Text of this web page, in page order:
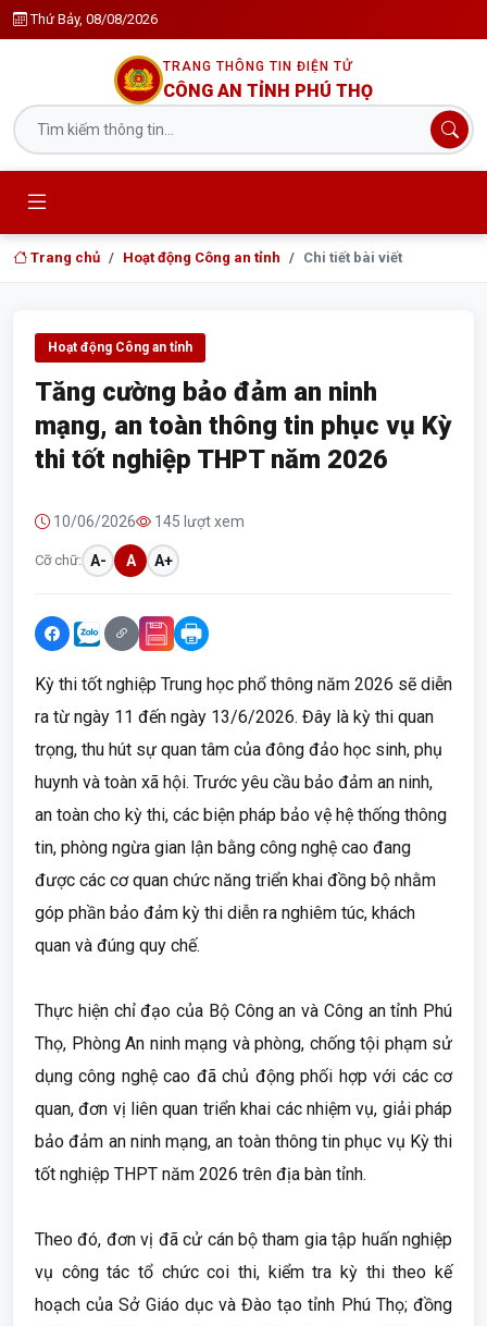
Thứ Bảy, 08/08/2026
TRANG THÔNG TIN ĐIỆN TỬ
CÔNG AN TỈNH PHÚ THỌ
Trang chủ Hoạt động Công an tỉnh Chi tiết bài viết
Hoạt động Công an tỉnh
Tăng cường bảo đảm an ninh
mạng, an toàn thông tin phục vụ Kỳ
thi tốt nghiệp THPT năm 2026
10/06/2026 145 lượt xem
Cỡ chữ: A- A A+
Kỳ thi tốt nghiệp Trung học phổ thông năm 2026 sẽ diễn
ra từ ngày 11 đến ngày 13/6/2026. Đây là kỳ thi quan
trọng, thu hút sự quan tâm của đông đảo học sinh, phụ
huynh và toàn xã hội. Trước yêu cầu bảo đảm an ninh,
an toàn cho kỳ thi, các biện pháp bảo vệ hệ thống thông
tin, phòng ngừa gian lận bằng công nghệ cao đang
được các cơ quan chức năng triển khai đồng bộ nhằm
góp phần bảo đảm kỳ thi diễn ra nghiêm túc, khách
quan và đúng quy chế.
Thực hiện chỉ đạo của Bộ Công an và Công an tỉnh Phú
Thọ, Phòng An ninh mạng và phòng, chống tội phạm sử
dụng công nghệ cao đã chủ động phối hợp với các cơ
quan, đơn vị liên quan triển khai các nhiệm vụ, giải pháp
bảo đảm an ninh mạng, an toàn thông tin phục vụ Kỳ thi
tốt nghiệp THPT năm 2026 trên địa bàn tỉnh.
Theo đó, đơn vị đã cử cán bộ tham gia tập huấn nghiệp
vụ công tác tổ chức coi thi, kiểm tra kỳ thi theo kế
hoạch của Sở Giáo dục và Đào tạo tỉnh Phú Thọ; đồng